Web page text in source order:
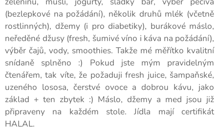
(bezlepkové na požádání), několik druhů mlék (včetně
rostlinných), džemy (i pro diabetiky), burákové máslo,
neředěné džusy (fresh, šumivé víno i káva na požádání),
výběr čajů, vody, smoothies. Takže mé měřítko kvalitní
snídaně splněno :) Pokud jste mým pravidelným
čtenářem, tak víte, že požaduji fresh juice, šampaňské,
uzeného lososa, čerstvé ovoce a dobrou kávu, jako
základ + ten zbytek :) Máslo, džemy a med jsou již
připraveny na každém stole. Jídla mají certifikát
HALAL.